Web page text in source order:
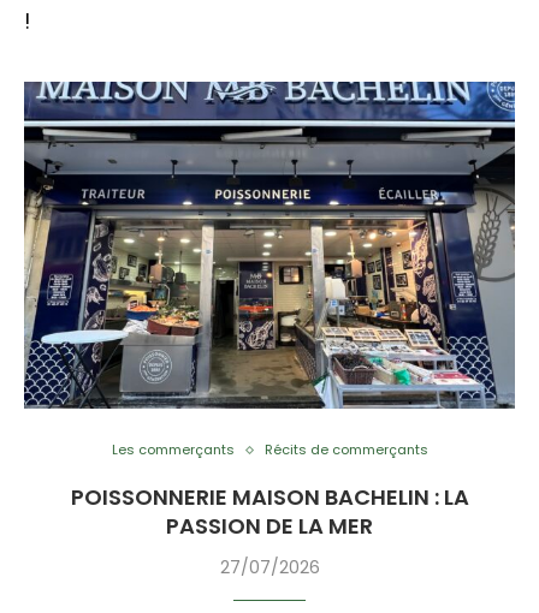
!
Les commerçants Récits de commerçants
POISSONNERIE MAISON BACHELIN : LA
PASSION DE LA MER
27/07/2026